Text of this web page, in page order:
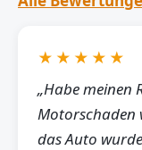
★★★★★
„Habe meinen
Motorschaden
das Auto